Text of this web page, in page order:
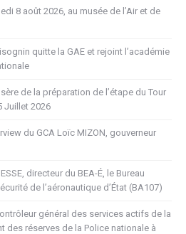
8 août 2026, au musée de l’Air et de
quitte la GAE et rejoint l’académie
de la préparation de l’étape du Tour
Juillet 2026
du GCA Loïc MIZON, gouverneur
directeur du BEA-É, le Bureau
de l’aéronautique d’État (BA107)
général des services actifs de la
des réserves de la Police nationale à